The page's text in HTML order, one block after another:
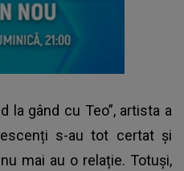
la gând cu Teo”, artista a
s-au tot certat și
mai au o relație. Totuși,